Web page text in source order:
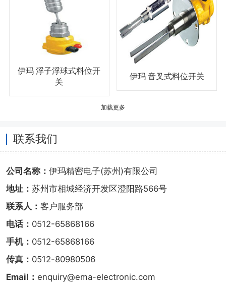
伊玛 浮子浮球式料位开
关
伊玛 音叉式料位开关
加载更多
联系我们
公司名称： 伊玛精密电子(苏州)有限公司
地址： 苏州市相城经济开发区澄阳路566号
联系人： 客户服务部
电话： 0512-65868166
手机： 0512-65868166
传真： 0512-80980506
Email： enquiry@ema-electronic.com